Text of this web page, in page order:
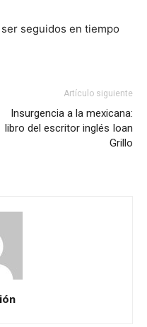
seguidos en tiempo
Artículo siguiente
Insurgencia a la mexicana:
libro del escritor inglés Ioan
Grillo